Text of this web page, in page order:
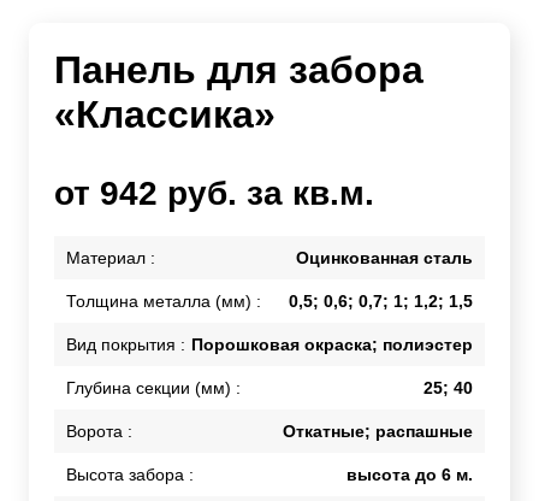
Панель для забора
«Классика»
от 942 руб. за кв.м.
Материал : Оцинкованная сталь
Толщина металла (мм) : 0,5; 0,6; 0,7; 1; 1,2; 1,5
Вид покрытия : Порошковая окраска; полиэстер
Глубина секции (мм) : 25; 40
Ворота : Откатные; распашные
Высота забора : высота до 6 м.